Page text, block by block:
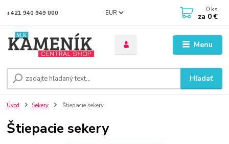
Menu
EUR
Hľadať
+421 940 949 000 0 ks
za 0 €
Úvod Sekery Štiepacie sekery
Štiepacie sekery